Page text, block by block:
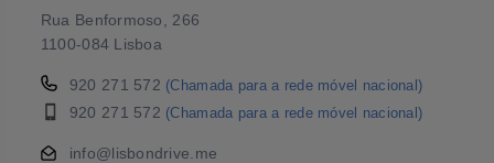
Rua Benformoso, 266
1100-084 Lisboa
920 271 572 (Chamada para a rede móvel nacional)
920 271 572 (Chamada para a rede móvel nacional)
info@lisbondrive.me